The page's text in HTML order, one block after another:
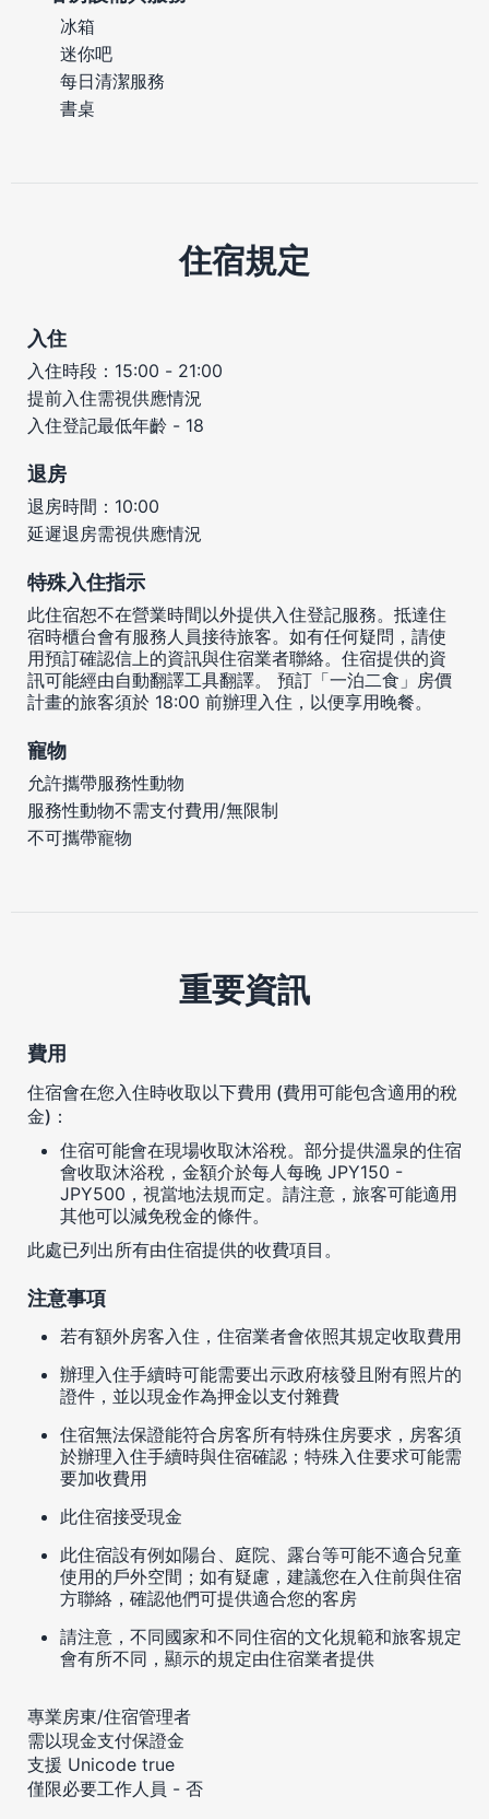
冰箱
迷你吧
每日清潔服務
書桌
住宿規定
入住
入住時段：15:00 - 21:00
提前入住需視供應情況
入住登記最低年齡 - 18
退房
退房時間：10:00
延遲退房需視供應情況
特殊入住指示
此住宿恕不在營業時間以外提供入住登記服務。抵達住
宿時櫃台會有服務人員接待旅客。如有任何疑問，請使
用預訂確認信上的資訊與住宿業者聯絡。住宿提供的資
訊可能經由自動翻譯工具翻譯。 預訂「一泊二食」房價
計畫的旅客須於 18:00 前辦理入住，以便享用晚餐。
寵物
允許攜帶服務性動物
服務性動物不需支付費用/無限制
不可攜帶寵物
重要資訊
費用
住宿會在您入住時收取以下費用 (費用可能包含適用的稅
金)：
住宿可能會在現場收取沐浴稅。部分提供溫泉的住宿
會收取沐浴稅，金額介於每人每晚 JPY150 -
JPY500，視當地法規而定。請注意，旅客可能適用
其他可以減免稅金的條件。
此處已列出所有由住宿提供的收費項目。
注意事項
若有額外房客入住，住宿業者會依照其規定收取費用
辦理入住手續時可能需要出示政府核發且附有照片的
證件，並以現金作為押金以支付雜費
住宿無法保證能符合房客所有特殊住房要求，房客須
於辦理入住手續時與住宿確認；特殊入住要求可能需
要加收費用
此住宿接受現金
此住宿設有例如陽台、庭院、露台等可能不適合兒童
使用的戶外空間；如有疑慮，建議您在入住前與住宿
方聯絡，確認他們可提供適合您的客房
請注意，不同國家和不同住宿的文化規範和旅客規定
會有所不同，顯示的規定由住宿業者提供
專業房東/住宿管理者
需以現金支付保證金
支援 Unicode true
僅限必要工作人員 - 否